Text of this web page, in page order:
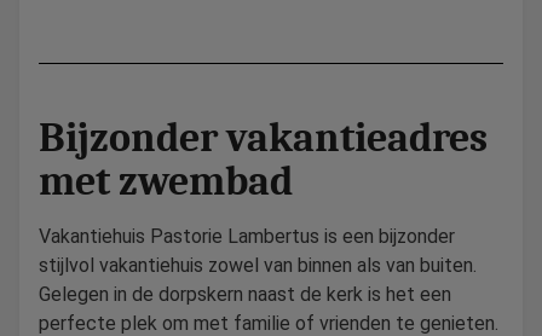
Bijzonder vakantieadres
met zwembad
Vakantiehuis Pastorie Lambertus is een bijzonder
stijlvol vakantiehuis zowel van binnen als van buiten.
Gelegen in de dorpskern naast de kerk is het een
perfecte plek om met familie of vrienden te genieten.